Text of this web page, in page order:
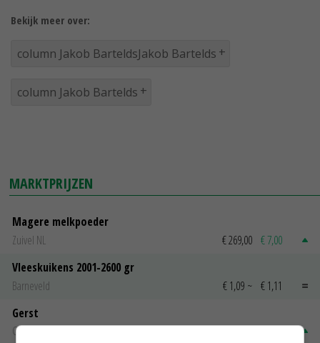
Bekijk meer over:
column Jakob BarteldsJakob Bartelds
column Jakob Bartelds
MARKTPRIJZEN
Magere melkpoeder
Zuivel NL
€ 269,00 € 7,00
Vleeskuikens 2001-2600 gr
Barneveld
€ 1,09 ~ € 1,11
Gerst
Groningen
€ 197,00 € 2,00